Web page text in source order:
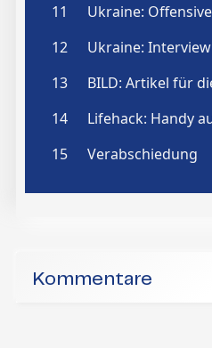
Kommentare